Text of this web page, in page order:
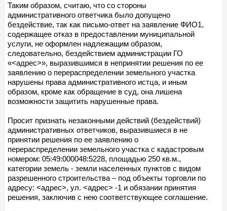
Таким образом, считаю, что со стороны
административного ответчика было допущено
бездействие, так как письмо-ответ на заявление ФИО1,
содержащее отказ в предоставлении муниципальной
услуги, не оформлен надлежащим образом,
следовательно, бездействием администрации ГО
«<адрес>», выразившимся в непринятии решения по ее
заявлению о перераспределении земельного участка
нарушены права административного истца, и иным
образом, кроме как обращение в суд, она лишена
возможности защитить нарушенные права.
Просит признать незаконными действий (бездействий)
административных ответчиков, выразившиеся в не
принятии решения по ее заявлению о
перераспределении земельного участка с кадастровым
номером: 05:49:000048:5228, площадью 250 кв.м.,
категории земель - земли населенных пунктов с видом
разрешенного строительства – под объекты торговли по
адресу: <адрес>, ул. <адрес> -1 и обязании принятия
решения, заключив с нею соответствующее соглашение.